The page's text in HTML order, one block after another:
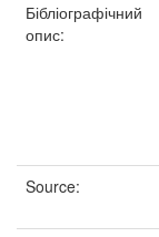
Бібліографічний
опис:
Source: